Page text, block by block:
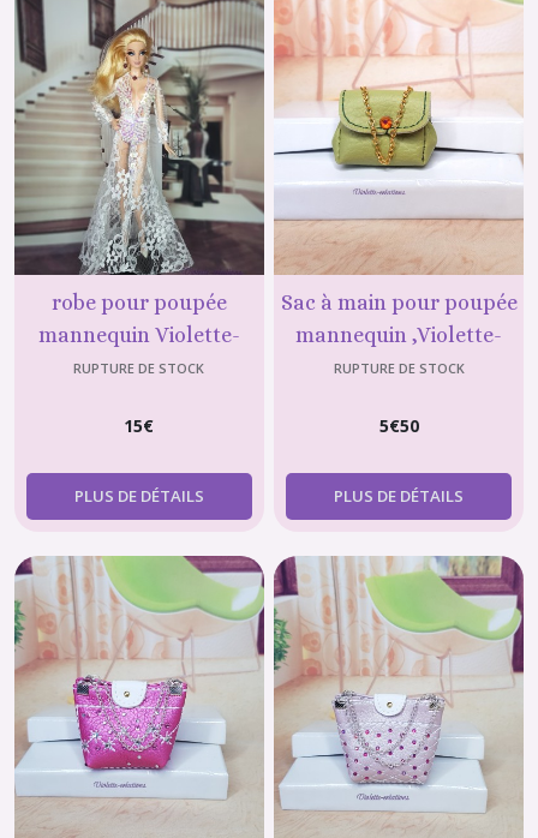
robe pour poupée
mannequin Violette-
création N°24
RUPTURE DE STOCK
15€
PLUS DE DÉTAILS
Sac à main pour poupée
mannequin ,Violette-
créations N°98
RUPTURE DE STOCK
5€50
PLUS DE DÉTAILS